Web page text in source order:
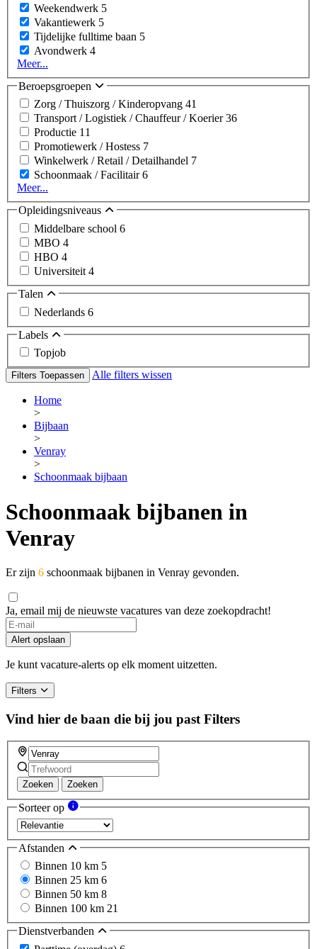
Weekendwerk 5
Vakantiewerk 5
Tijdelijke fulltime baan 5
Avondwerk 4
Meer...
Beroepsgroepen
Zorg / Thuiszorg / Kinderopvang 41
Transport / Logistiek / Chauffeur / Koerier36
Productie 11
Promotiewerk / Hostess 7
Winkelwerk / Retail / Detailhandel 7
Schoonmaak / Facilitair6
Meer...
Opleidingsniveaus
Middelbare school 6
MBO 4
HBO 4
Universiteit 4
Talen
Nederlands 6
Labels
Topjob
Filters Toepassen Alle filters wissen
Home
>
Bijbaan
>
Venray
>
Schoonmaak bijbaan
Schoonmaak bijbanen in
Venray
Er zijn 6 schoonmaak bijbanen in Venray gevonden.
Ja, email mij de nieuwste vacatures van deze zoekopdracht!
If
you
are
a
ignore
this
field
Alert opslaan
Je kunt vacature-alerts op elk moment uitzetten.
Filters
Vind hier de baan die bij jou past Filters
Zoeken Zoeken
Sorteer op
Afstanden
Binnen 10 km 5
Binnen 25 km 6
Binnen 50 km 8
Binnen 100 km 21
Dienstverbanden